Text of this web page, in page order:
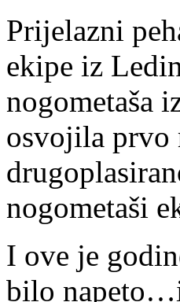
Prijelazni
ekipe iz
nogometaša
osvojila prvo
nogometaši
I ove je
bilo